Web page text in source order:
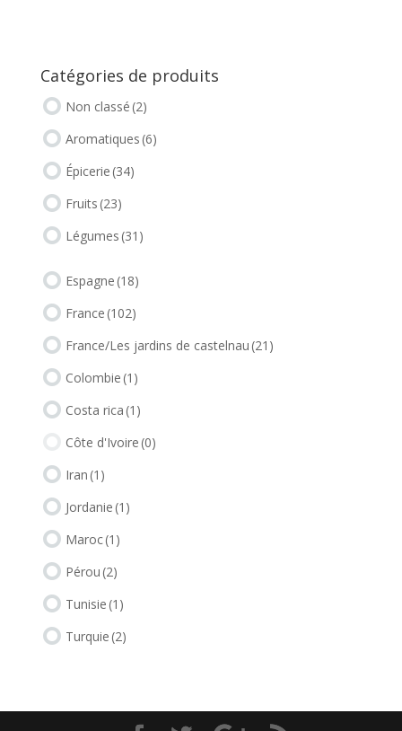
Catégories de produits
Non classé (2)
Aromatiques (6)
Épicerie (34)
Fruits (23)
Légumes (31)
Espagne (18)
France (102)
France/Les jardins de castelnau (21)
Colombie (1)
Costa rica (1)
Côte d'Ivoire (0)
Iran (1)
Jordanie (1)
Maroc(1)
Pérou (2)
Tunisie (1)
Turquie (2)